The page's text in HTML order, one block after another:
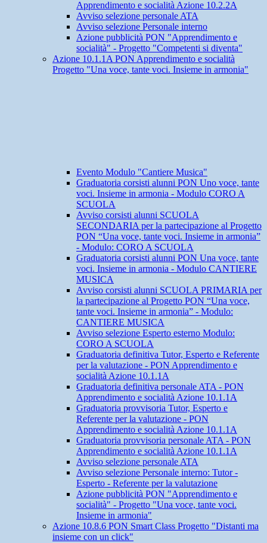
Apprendimento e socialità Azione 10.2.2A
Avviso selezione personale ATA
Avviso selezione Personale interno
Azione pubblicità PON "Apprendimento e
socialità" - Progetto "Competenti si diventa"
Azione 10.1.1A PON Apprendimento e socialità
Progetto "Una voce, tante voci. Insieme in armonia"
Evento Modulo "Cantiere Musica"
Graduatoria corsisti alunni PON Uno voce, tante
voci. Insieme in armonia - Modulo CORO A
SCUOLA
Avviso corsisti alunni SCUOLA
SECONDARIA per la partecipazione al Progetto
PON “Una voce, tante voci. Insieme in armonia”
- Modulo: CORO A SCUOLA
Graduatoria corsisti alunni PON Una voce, tante
voci. Insieme in armonia - Modulo CANTIERE
MUSICA
Avviso corsisti alunni SCUOLA PRIMARIA per
la partecipazione al Progetto PON “Una voce,
tante voci. Insieme in armonia” - Modulo:
CANTIERE MUSICA
Avviso selezione Esperto esterno Modulo:
CORO A SCUOLA
Graduatoria definitiva Tutor, Esperto e Referente
per la valutazione - PON Apprendimento e
socialità Azione 10.1.1A
Graduatoria definitiva personale ATA - PON
Apprendimento e socialità Azione 10.1.1A
Graduatoria provvisoria Tutor, Esperto e
Referente per la valutazione - PON
Apprendimento e socialità Azione 10.1.1A
Graduatoria provvisoria personale ATA - PON
Apprendimento e socialità Azione 10.1.1A
Avviso selezione personale ATA
Avviso selezione Personale interno: Tutor -
Esperto - Referente per la valutazione
Azione pubblicità PON "Apprendimento e
socialità" - Progetto "Una voce, tante voci.
Insieme in armonia"
Azione 10.8.6 PON Smart Class Progetto "Distanti ma
insieme con un click"